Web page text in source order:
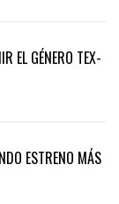
EL GÉNERO TEX-
ESTRENO MÁS